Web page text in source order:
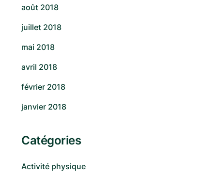
août 2018
juillet 2018
mai 2018
avril 2018
février 2018
janvier 2018
Catégories
Activité physique